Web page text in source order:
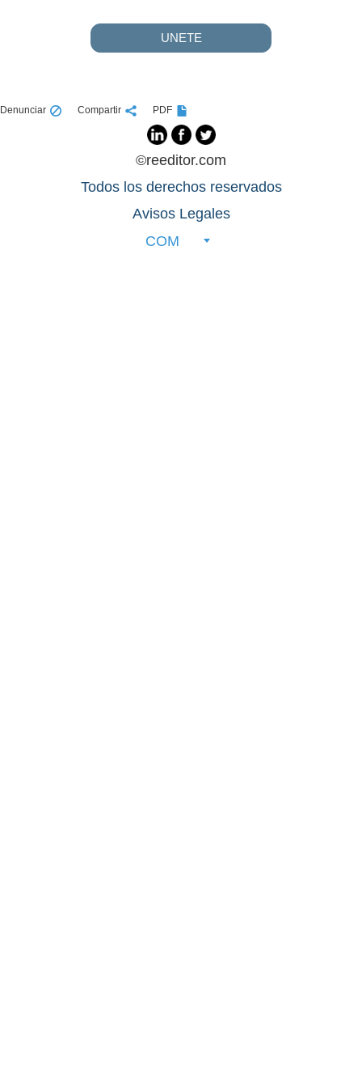
UNETE
Denunciar Compartir PDF
©reeditor.com
Todos los derechos reservados
Avisos Legales